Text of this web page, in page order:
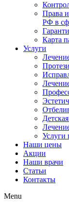
Права
РФ в
Карта
Услуги
Наши цены
Акции
Наши врачи
Статьи
Контакты
Menu